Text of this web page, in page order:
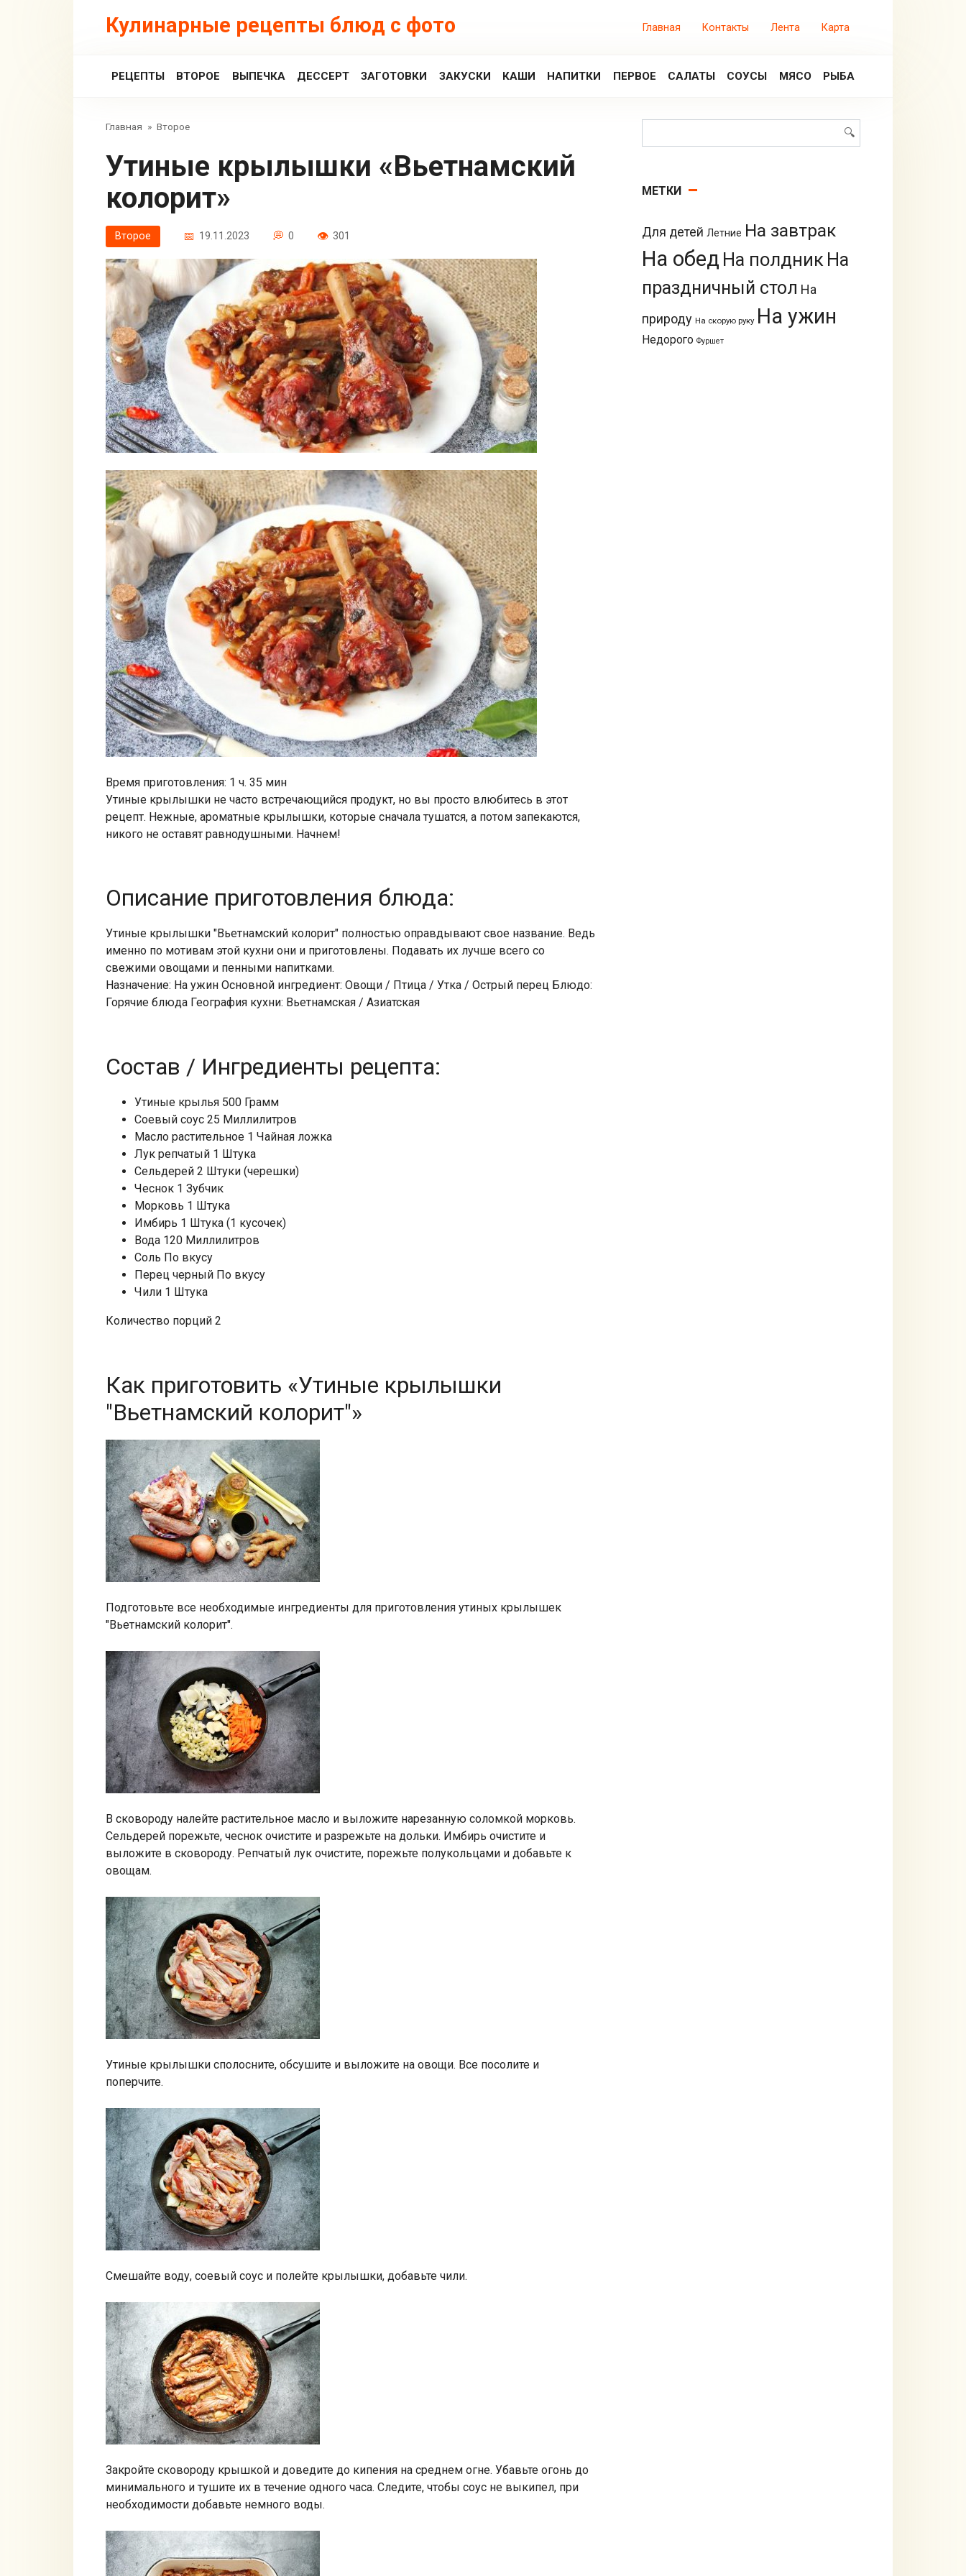
Кулинарные рецепты блюд с фото Главная Контакты Лента Карта
РЕЦЕПТЫ ВТОРОЕ ВЫПЕЧКА ДЕССЕРТ ЗАГОТОВКИ ЗАКУСКИ КАШИ НАПИТКИ ПЕРВОЕ САЛАТЫ СОУСЫ МЯСО РЫБА
Главная » Второе
Утиные крылышки «Вьетнамский
колорит»
Второе 19.11.2023 0 301
Время приготовления: 1 ч. 35 мин
Утиные крылышки не часто встречающийся продукт, но вы просто влюбитесь в этот
рецепт. Нежные, ароматные крылышки, которые сначала тушатся, а потом запекаются,
никого не оставят равнодушными. Начнем!
Описание приготовления блюда:
Утиные крылышки "Вьетнамский колорит" полностью оправдывают свое название. Ведь
именно по мотивам этой кухни они и приготовлены. Подавать их лучше всего со
свежими овощами и пенными напитками.
Назначение: На ужин Основной ингредиент: Овощи / Птица / Утка / Острый перец Блюдо:
Горячие блюда География кухни: Вьетнамская / Азиатская
Состав / Ингредиенты рецепта:
Утиные крылья 500 Грамм
Соевый соус 25 Миллилитров
Масло растительное 1 Чайная ложка
Лук репчатый 1 Штука
Сельдерей 2 Штуки (черешки)
Чеснок 1 Зубчик
Морковь 1 Штука
Имбирь 1 Штука (1 кусочек)
Вода 120 Миллилитров
Соль По вкусу
Перец черный По вкусу
Чили 1 Штука
Количество порций 2
Как приготовить «Утиные крылышки
"Вьетнамский колорит"»
Подготовьте все необходимые ингредиенты для приготовления утиных крылышек
"Вьетнамский колорит".
В сковороду налейте растительное масло и выложите нарезанную соломкой морковь.
Сельдерей порежьте, чеснок очистите и разрежьте на дольки. Имбирь очистите и
выложите в сковороду. Репчатый лук очистите, порежьте полукольцами и добавьте к
овощам.
Утиные крылышки сполосните, обсушите и выложите на овощи. Все посолите и
поперчите.
Смешайте воду, соевый соус и полейте крылышки, добавьте чили.
Закройте сковороду крышкой и доведите до кипения на среднем огне. Убавьте огонь до
минимального и тушите их в течение одного часа. Следите, чтобы соус не выкипел, при
необходимости добавьте немного воды.
МЕТКИ
Для детей Летние На завтрак
На обед На полдник На
праздничный стол На
природу На скорую руку На ужин
Недорого Фуршет